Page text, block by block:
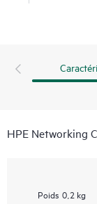
HPE Networking
Poids 0,2 kg